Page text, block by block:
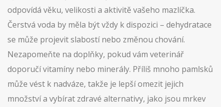
odpovídá věku, velikosti a aktivitě vašeho mazlíčka.
Čerstvá voda by měla být vždy k dispozici – dehydratace
se může projevit slabostí nebo změnou chování.
Nezapomeňte na doplňky, pokud vám veterinář
doporučí vitamíny nebo minerály. Příliš mnoho pamlsků
může vést k nadváze, takže je lepší omezit jejich
množství a vybírat zdravé alternativy, jako jsou mrkev